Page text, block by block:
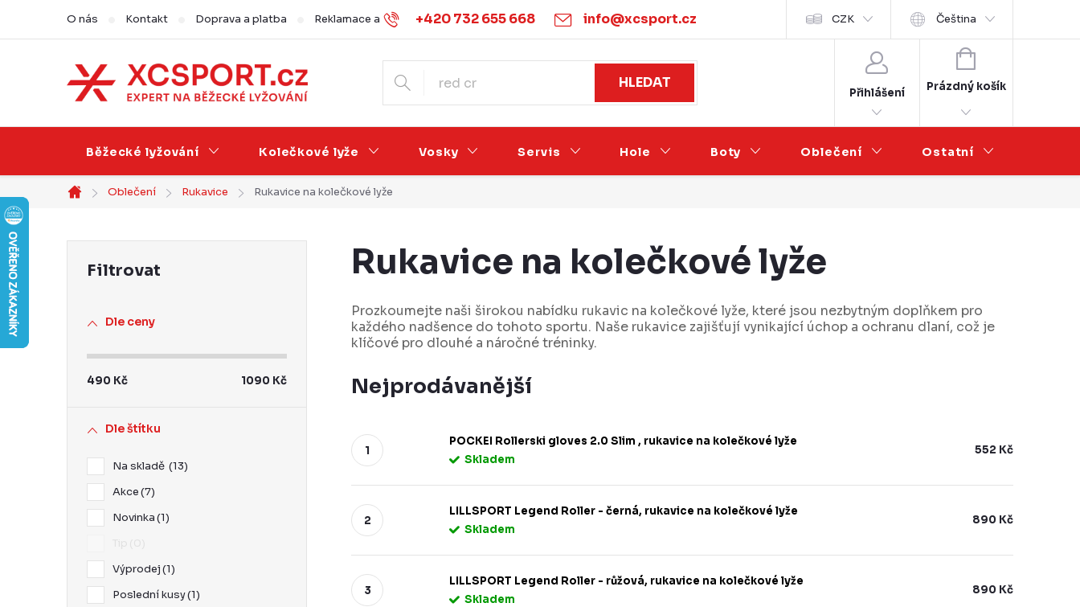
obsah
+420 732 655 668 info@xcsport.cz
O nás Kontakt Doprava a platba Reklamace a vrácení Obchodní podmínky Ochrana osobních údajů Velkoobchod CZK Čeština
HLEDAT
Přihlášení
NÁKUPNÍ
KOŠÍK
Prázdný košík
Běžecké lyžování Kolečkové lyže Vosky Servis Hole Boty Oblečení Ostatní
Domů
Oblečení Rukavice Rukavice na kolečkové lyže
Dle ceny
490 Kč 1090 Kč
Dle štítku
Na skladě 13
Akce 7
Novinka 1
Výprodej 1
Poslední kusy 1
Rukavice na kolečkové lyže
Prozkoumejte naši širokou nabídku rukavic na kolečkové lyže, které jsou nezbytným doplňkem pro
každého nadšence do tohoto sportu. Naše rukavice zajišťují vynikající úchop a ochranu dlaní, což je
klíčové pro dlouhé a náročné tréninky.
Nejprodávanější
POCKEI Rollerski gloves 2.0 Slim , rukavice na kolečkové lyže
Skladem
552 Kč
LILLSPORT Legend Roller - černá, rukavice na kolečkové lyže
Skladem
890 Kč
LILLSPORT Legend Roller - růžová, rukavice na kolečkové lyže
Skladem
890 Kč